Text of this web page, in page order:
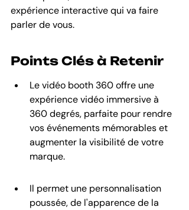
expérience interactive qui va faire
parler de vous.
Points Clés à Retenir
Le vidéo booth 360 offre une
expérience vidéo immersive à
360 degrés, parfaite pour rendre
vos événements mémorables et
augmenter la visibilité de votre
marque.
Il permet une personnalisation
poussée, de l'apparence de la